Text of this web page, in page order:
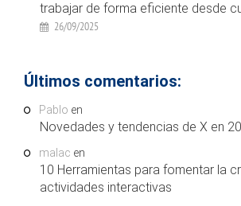
trabajar de forma eficiente desde
26/09/2025
Últimos comentarios:
Pablo en
Novedades y tendencias de X en
malac en
10 Herramientas para fomentar la
actividades interactivas